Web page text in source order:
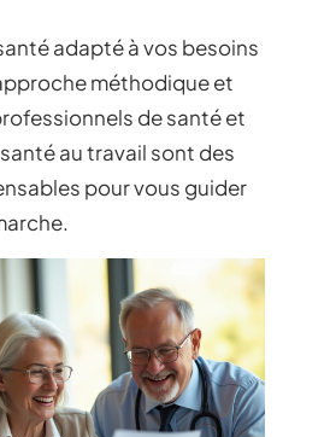
adapté à vos besoins
méthodique et
de santé et
au travail sont des
pour vous guider